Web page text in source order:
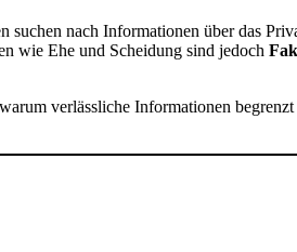
nach Informationen über das
wie Ehe und Scheidung sind jedoch
verlässliche Informationen